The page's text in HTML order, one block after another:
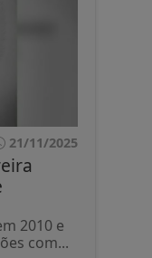
21/11/2025
2010 e
com...